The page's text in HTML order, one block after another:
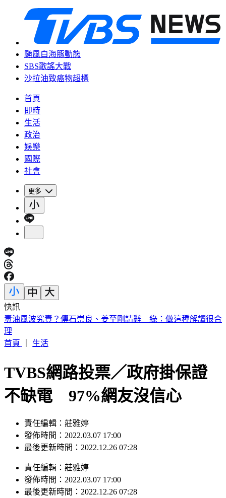
颱風白海豚動態
SBS歌謠大戰
沙拉油致癌物超標
首頁
即時
生活
政治
娛樂
國際
社會
更多
快訊
快訊／公公殺了婆婆！桃園平鎮區命案 死者半邊臉被砸爛
首頁
TVBS網路投票／政府掛保證
不缺電 97%網友沒信心
發佈時間：2022.03.07 17:00
最後更新時間：2022.12.26 07:28
發佈時間： 2022.03.07 17:00
最後更新時間：2022.12.26 07:28